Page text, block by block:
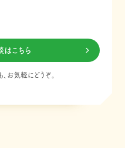
こちら
お気軽にどうぞ。